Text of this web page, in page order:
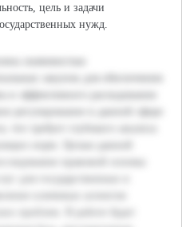
цель и задачи
нужд.